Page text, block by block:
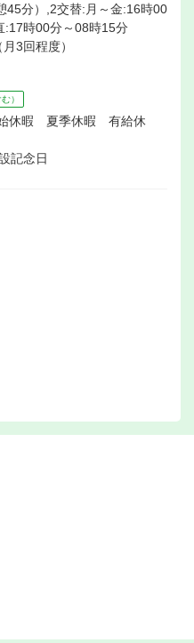
45分）,2交替:月～金:16時00
:17時00分～08時15分
3回程度）
）
休暇 夏季休暇 有給休
記念日